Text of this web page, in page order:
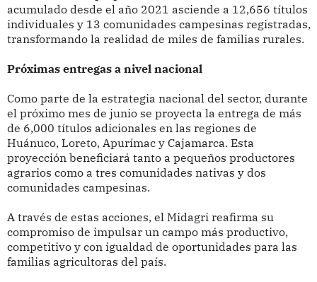
acumulado desde el año 2021 asciende a 12,656 títulos
individuales y 13 comunidades campesinas registradas,
transformando la realidad de miles de familias rurales.
Próximas entregas a nivel nacional
Como parte de la estrategia nacional del sector, durante
el próximo mes de junio se proyecta la entrega de más
de 6,000 títulos adicionales en las regiones de
Huánuco, Loreto, Apurímac y Cajamarca. Esta
proyección beneficiará tanto a pequeños productores
agrarios como a tres comunidades nativas y dos
comunidades campesinas.
A través de estas acciones, el Midagri reafirma su
compromiso de impulsar un campo más productivo,
competitivo y con igualdad de oportunidades para las
familias agricultoras del país.